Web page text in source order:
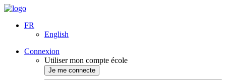
FR
English
Connexion
Utiliser mon compte école
Je me connecte